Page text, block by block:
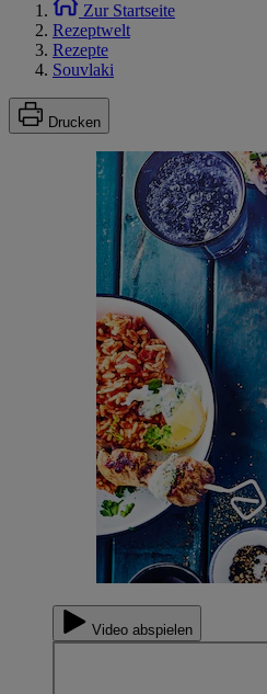
Zur Startseite
Rezeptwelt
Rezepte
Souvlaki
Drucken
Video abspielen